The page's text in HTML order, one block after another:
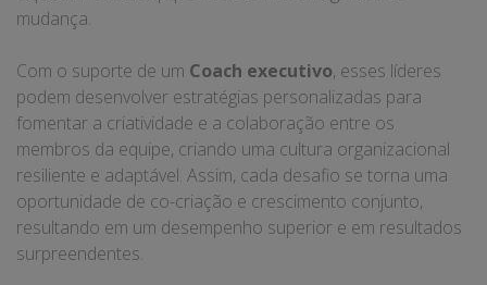
mudança.
Com o suporte de um Coach executivo, esses líderes
podem desenvolver estratégias personalizadas para
fomentar a criatividade e a colaboração entre os
membros da equipe, criando uma cultura organizacional
resiliente e adaptável. Assim, cada desafio se torna uma
oportunidade de co-criação e crescimento conjunto,
resultando em um desempenho superior e em resultados
surpreendentes.